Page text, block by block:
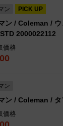
ン PICK UP
ン / Coleman /
2000022112
価格
ン
ン / Coleman /
価格